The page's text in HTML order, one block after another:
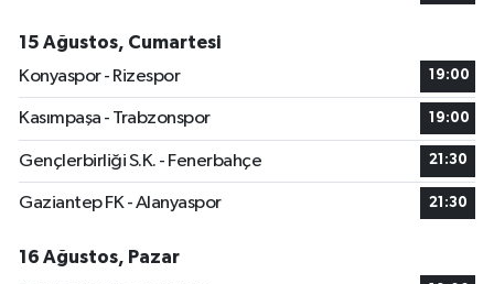
15 Ağustos, Cumartesi
Konyaspor - Rizespor
19:00
Kasımpaşa - Trabzonspor 19:00
Gençlerbirliği S.K. - Fenerbahçe 21:30
Gaziantep FK - Alanyaspor 21:30
16 Ağustos, Pazar